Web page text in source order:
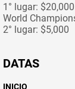
1° lugar:
World
2° lugar: $5,000
DATAS
INICIO